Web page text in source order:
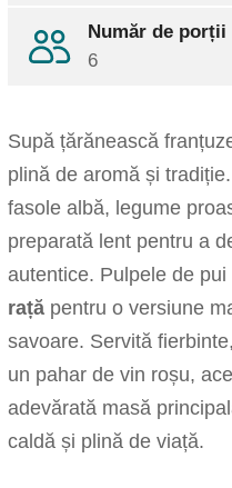
Număr de porții
6
Supă țărănească
plină de aromă și
fasole albă, legume
preparată lent pentru a
autentice. Pulpele de
rață pentru o versiune
savoare. Servită
un pahar de vin roșu,
adevărată masă
caldă și plină de viață.